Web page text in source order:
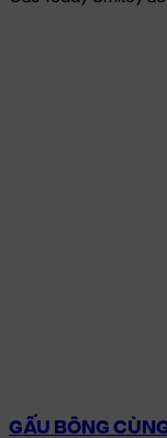
GẤU BÔNG